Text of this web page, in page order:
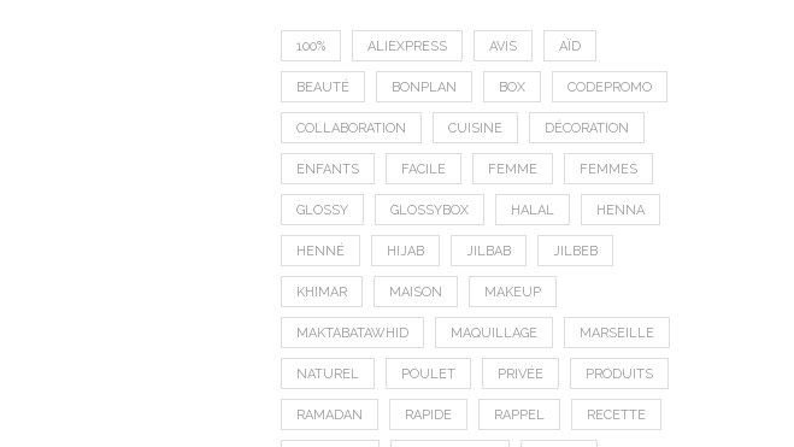
100% ALIEXPRESS AVIS AÏD
BEAUTÉ BONPLAN BOX CODEPROMO
COLLABORATION CUISINE DÉCORATION
ENFANTS FACILE FEMME FEMMES
GLOSSY GLOSSYBOX HALAL HENNA
HENNÉ HIJAB JILBAB JILBEB
KHIMAR MAISON MAKEUP
MAKTABATAWHID MAQUILLAGE MARSEILLE
NATUREL POULET PRIVÉE PRODUITS
RAMADAN RAPIDE RAPPEL RECETTE